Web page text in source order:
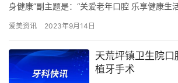
身健康”副主题是：“关爱老年口腔 乐享健康生
爱美资讯 2023年9月14日
天荒坪镇卫生院口
植牙手术